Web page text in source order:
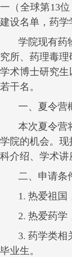
一（全球第13位
建设名单，药学
学院现有药
究所、药理毒
学术博士研究
若干名。
一、夏令营
本次夏令营
学院的机会。
科介绍、学术讲
二、申请条
1. 热爱祖国
2. 热爱药学
3.药学类相
毕业生。